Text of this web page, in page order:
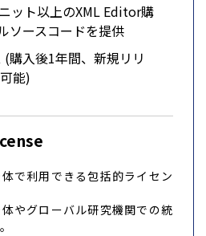
ット以上のXML Editor購
ソースコードを提供
購入後1年間、新規リリ
能)
で利用できる包括的ライセン
やグローバル研究機関での統